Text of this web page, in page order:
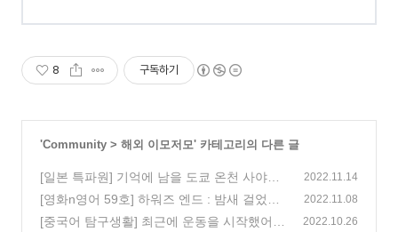
8 구독하기
'Community > 해외 이모저모' 카테고리의 다른 글
[일본 특파원] 기억에 남을 도쿄 온천 사야노
유사야노유 소개
(0)
2022.11.14
[영화n영어 59호] 하워즈 엔드 : 밤새 걸었지
요 그냥 걷고 싶었습니다
(0)
2022.11.08
[중국어 탐구생활] 최근에 운동을 시작했어
2022.10.26